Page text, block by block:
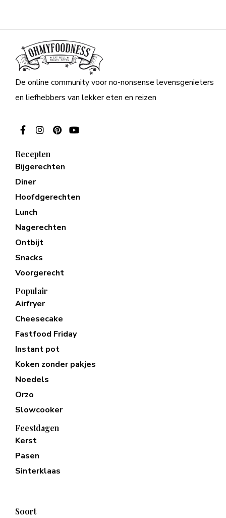
De online community voor no-nonsense levensgenieters
en liefhebbers van lekker eten en reizen
Recepten
Bijgerechten
Diner
Hoofdgerechten
Lunch
Nagerechten
Ontbijt
Snacks
Voorgerecht
Populair
Airfryer
Cheesecake
Fastfood Friday
Instant pot
Koken zonder pakjes
Noedels
Orzo
Slowcooker
Feestdagen
Kerst
Pasen
Sinterklaas
Soort